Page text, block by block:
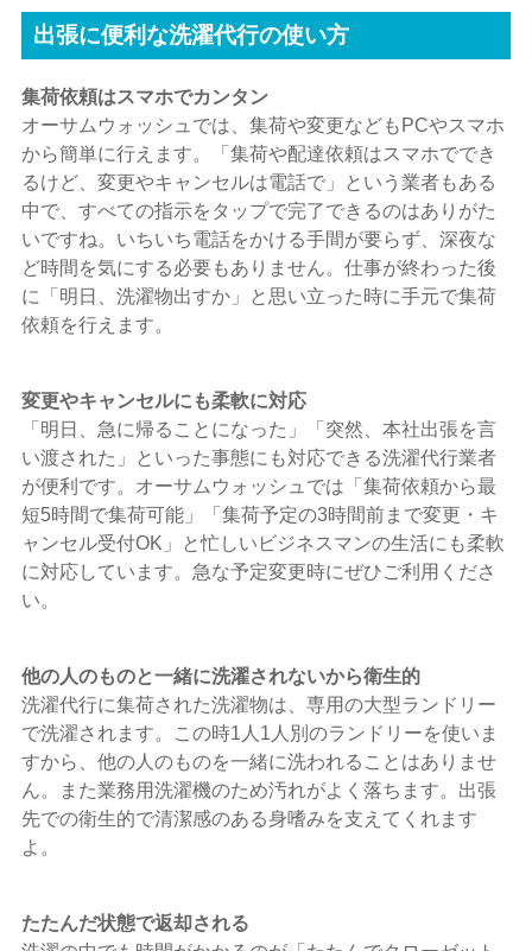
出張に便利な洗濯代行の使い方
集荷依頼はスマホでカンタン
オーサムウォッシュでは、集荷や変更などもPCやスマホ
から簡単に行えます。「集荷や配達依頼はスマホででき
るけど、変更やキャンセルは電話で」という業者もある
中で、すべての指示をタップで完了できるのはありがた
いですね。いちいち電話をかける手間が要らず、深夜な
ど時間を気にする必要もありません。仕事が終わった後
に「明日、洗濯物出すか」と思い立った時に手元で集荷
依頼を行えます。
変更やキャンセルにも柔軟に対応
「明日、急に帰ることになった」「突然、本社出張を言
い渡された」といった事態にも対応できる洗濯代行業者
が便利です。オーサムウォッシュでは「集荷依頼から最
短5時間で集荷可能」「集荷予定の3時間前まで変更・キ
ャンセル受付OK」と忙しいビジネスマンの生活にも柔軟
に対応しています。急な予定変更時にぜひご利用くださ
い。
他の人のものと一緒に洗濯されないから衛生的
洗濯代行に集荷された洗濯物は、専用の大型ランドリー
で洗濯されます。この時1人1人別のランドリーを使いま
すから、他の人のものを一緒に洗われることはありませ
ん。また業務用洗濯機のため汚れがよく落ちます。出張
先での衛生的で清潔感のある身嗜みを支えてくれます
よ。
たたんだ状態で返却される